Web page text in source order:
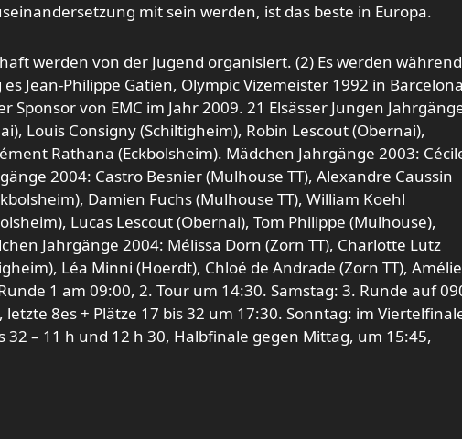
mit sein werden, ist das beste in Europa.
werden von der Jugend organisiert. (2) Es werden während
Jean-Philippe Gatien, Olympic Vizemeister 1992 in
Sponsor von EMC im Jahr 2009. 21 Elsässer Jungen
Louis Consigny (Schiltigheim), Robin Lescout (Obernai),
Rathana (Eckbolsheim). Mädchen Jahrgänge 2003:
2004: Castro Besnier (Mulhouse TT), Alexandre Caussin
Damien Fuchs (Mulhouse TT), William Koehl
Lucas Lescout (Obernai), Tom Philippe (Mulhouse),
Jahrgänge 2004: Mélissa Dorn (Zorn TT), Charlotte Lutz
Léa Minni (Hoerdt), Chloé de Andrade (Zorn TT), Amélie
1 am 09:00, 2. Tour um 14:30. Samstag: 3. Runde auf
letzte 8es + Plätze 17 bis 32 um 17:30. Sonntag: im
32 – 11 h und 12 h 30, Halbfinale gegen Mittag, um 15:45,